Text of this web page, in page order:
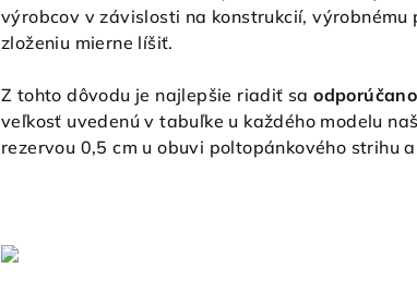
výrobcov v závislosti na konstrukcií, výrobnému
zloženiu mierne líšiť.
Z tohto dôvodu je najlepšie riadiť sa
veľkosť uvedenú v tabuľke u každého modelu
rezervou 0,5 cm u obuvi poltopánkového strihu